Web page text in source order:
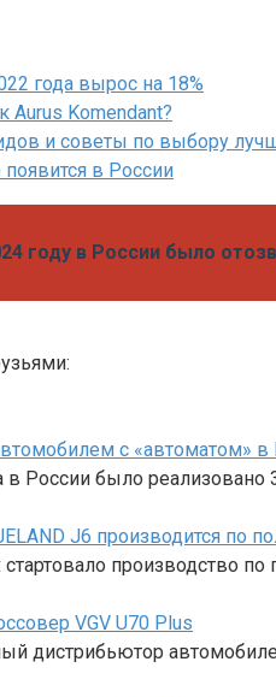
года вырос на 18%
Aurus Komendant?
и советы по выбору
в России
году в России было
с «автоматом»
России было реализовано
J6 производится по
производство
VGV U70 Plus
дистрибьютор